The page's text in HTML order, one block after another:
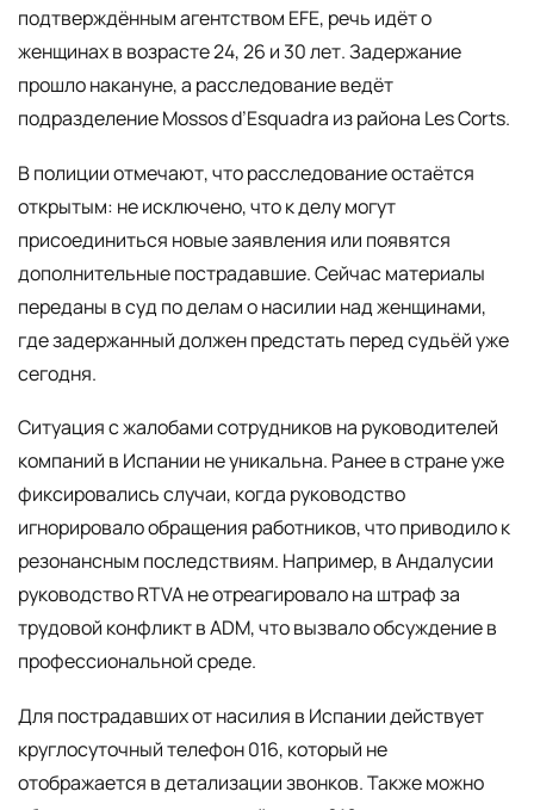
подтверждённым агентством EFE, речь идёт о
женщинах в возрасте 24, 26 и 30 лет. Задержание
прошло накануне, а расследование ведёт
подразделение Mossos d’Esquadra из района Les Corts.
В полиции отмечают, что расследование остаётся
открытым: не исключено, что к делу могут
присоединиться новые заявления или появятся
дополнительные пострадавшие. Сейчас материалы
переданы в суд по делам о насилии над женщинами,
где задержанный должен предстать перед судьёй уже
сегодня.
Ситуация с жалобами сотрудников на руководителей
компаний в Испании не уникальна. Ранее в стране уже
фиксировались случаи, когда руководство
игнорировало обращения работников, что приводило к
резонансным последствиям. Например, в Андалусии
руководство RTVA не отреагировало на штраф за
трудовой конфликт в ADM, что вызвало обсуждение в
профессиональной среде.
Для пострадавших от насилия в Испании действует
круглосуточный телефон 016, который не
отображается в детализации звонков. Также можно